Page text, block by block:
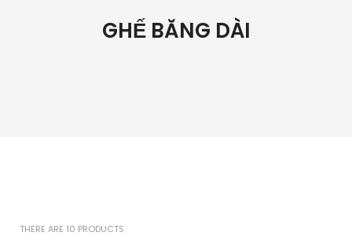
GHẾ BĂNG DÀI
THERE ARE 10 PRODUCTS